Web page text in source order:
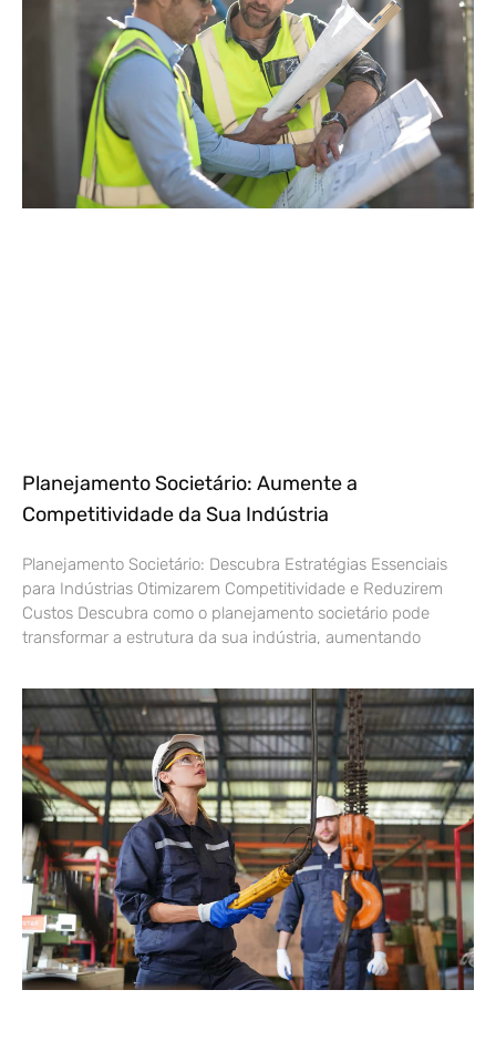
Planejamento Societário: Aumente a
Competitividade da Sua Indústria
Planejamento Societário: Descubra Estratégias Essenciais
para Indústrias Otimizarem Competitividade e Reduzirem
Custos Descubra como o planejamento societário pode
transformar a estrutura da sua indústria, aumentando